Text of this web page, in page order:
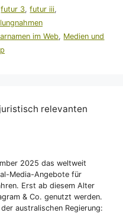
futur 3,futur iii,
im Web, Medien und
relevanten
2025 das weltweit
Media-Angebote für
Erst ab diesem Alter
& Co. genutzt werden.
australischen Regierung: